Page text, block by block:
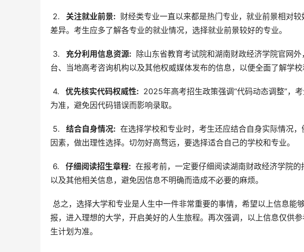
2.
  关注就业前景:
财经类专业一直以来都是热门专业，就业前景相对
差异。考生应多了解各专业的就业情况，选择就业前景较好的专业。
3.
  充分利用信息资源:
除山东省教育考试院和湖南财政经济学院官网
台、当地高考咨询机构以及其他权威媒体发布的信息，以便全面了解学校
4.
  优先核实代码权威性:
2025年高考招生政策强调“代码动态调整”，
为准，避免因代码错误而影响录取。
5.
  结合自身情况:
在选择学校和专业时，考生还应结合自身实际情况
因素，做出理性选择。切勿好高骛远，要选择适合自己的学校和专业。
6.
  仔细阅读招生章程:
在报考前，一定要仔细阅读湖南财政经济学院
以及其他相关信息，避免因信息不明确而造成不必要的麻烦。
报，进入理想的大学，开启美好的人生旅程。再次强调，以上信息仅供
生计划为准。